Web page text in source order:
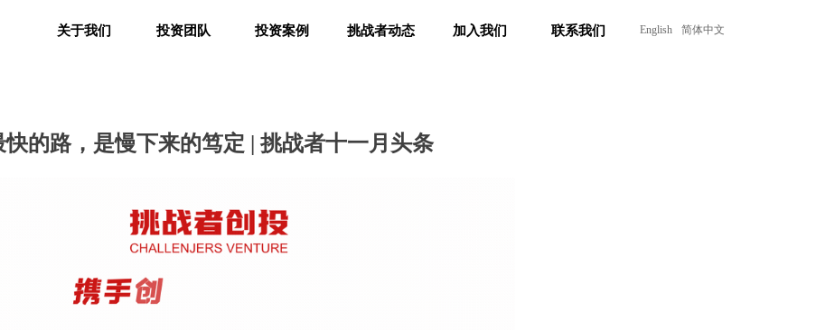
关于我们 投资团队 投资案例 挑战者动态 加入我们 联系我们 English 简体中文
快的路，是慢下来的笃定 | 挑战者十一月头条